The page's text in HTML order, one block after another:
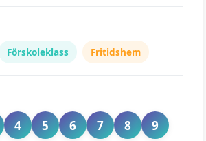
Förskoleklass Fritidshem
4 5 6 7 8 9